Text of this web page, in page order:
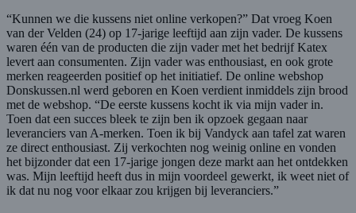
“Kunnen we die kussens niet online verkopen?” Dat vroeg Koen
van der Velden (24) op 17-jarige leeftijd aan zijn vader. De kussens
waren één van de producten die zijn vader met het bedrijf Katex
levert aan consumenten. Zijn vader was enthousiast, en ook grote
merken reageerden positief op het initiatief. De online webshop
Donskussen.nl werd geboren en Koen verdient inmiddels zijn brood
met de webshop. “De eerste kussens kocht ik via mijn vader in.
Toen dat een succes bleek te zijn ben ik opzoek gegaan naar
leveranciers van A-merken. Toen ik bij Vandyck aan tafel zat waren
ze direct enthousiast. Zij verkochten nog weinig online en vonden
het bijzonder dat een 17-jarige jongen deze markt aan het ontdekken
was. Mijn leeftijd heeft dus in mijn voordeel gewerkt, ik weet niet of
ik dat nu nog voor elkaar zou krijgen bij leveranciers.”